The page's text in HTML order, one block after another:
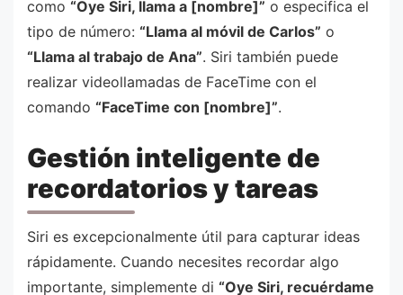
como “Oye Siri, llama a [nombre]” o especifica el
tipo de número: “Llama al móvil de Carlos” o
“Llama al trabajo de Ana”. Siri también puede
realizar videollamadas de FaceTime con el
comando “FaceTime con [nombre]”.
Gestión inteligente de
recordatorios y tareas
Siri es excepcionalmente útil para capturar ideas
rápidamente. Cuando necesites recordar algo
importante, simplemente di “Oye Siri, recuérdame